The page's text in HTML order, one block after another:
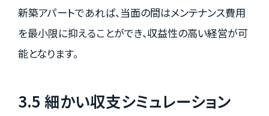
新築アパートであれば、当面の間はメンテナンス費用
を最小限に抑えることができ、収益性の高い経営が可
能となります。
3.5 細かい収支シミュレーション